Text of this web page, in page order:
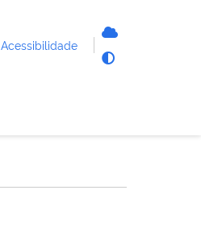
Acessibilidade